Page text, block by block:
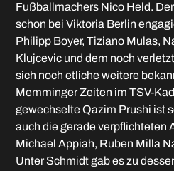
Fußballmachers Nico Held.
schon bei Viktoria Berlin
Philipp Boyer, Tiziano Mulas,
Klujcevic und dem noch
sich noch etliche weitere
Memminger Zeiten im TSV-
gewechselte Qazim Prushi ist
auch die gerade verpflichteten
Michael Appiah, Ruben Milla
Unter Schmidt gab es zu